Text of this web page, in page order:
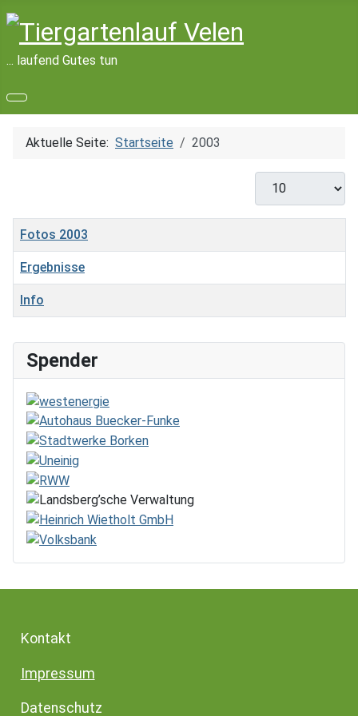
... laufend Gutes tun
Aktuelle Seite: Startseite 2003
Anzeige #
Titel
Fotos 2003
Ergebnisse
Info
Spender
Kontakt
Impressum
Datenschutz